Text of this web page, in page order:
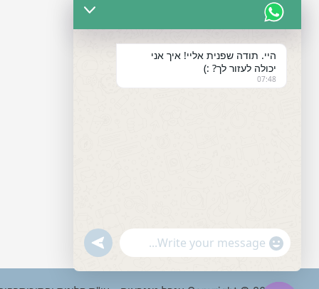
היי. תודה שפנית אליי! איך אני
יכולה לעזור לך? :)
07:48
"+chaty_settings.lang.emoji_picker+"
WhatsApp
undefined